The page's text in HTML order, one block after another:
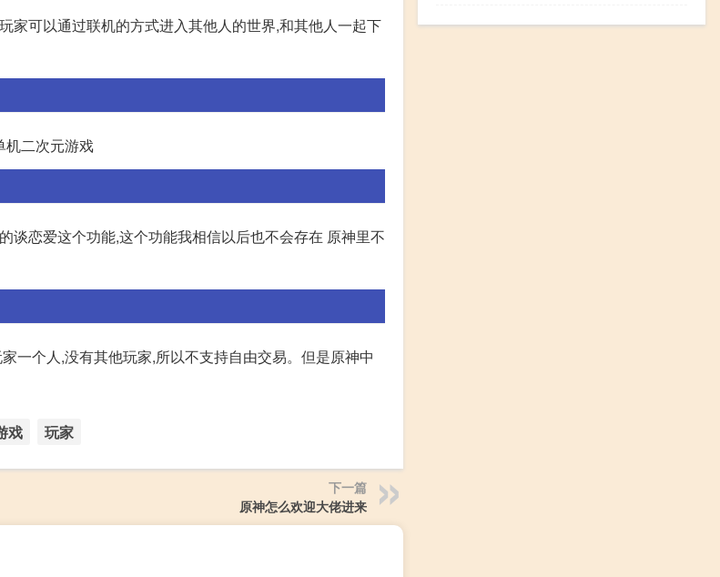
家可以通过联机的方式进入其他人的世界,和其他人一起下
机二次元游戏
谈恋爱这个功能,这个功能我相信以后也不会存在 原神里不
一个人,没有其他玩家,所以不支持自由交易。但是原神中
戏 玩家
下一篇
原神怎么欢迎大佬进来